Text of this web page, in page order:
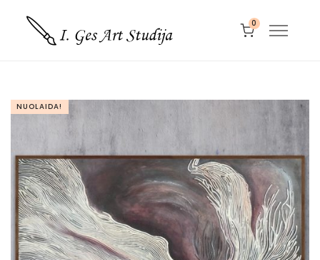
0
NUOLAIDA!